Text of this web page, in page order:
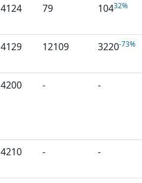
4124 79 10432%
4129 12109 3220-73%
4200 - -
4210 - -